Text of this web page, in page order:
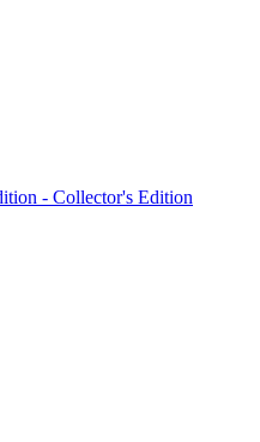
- Collector's Edition